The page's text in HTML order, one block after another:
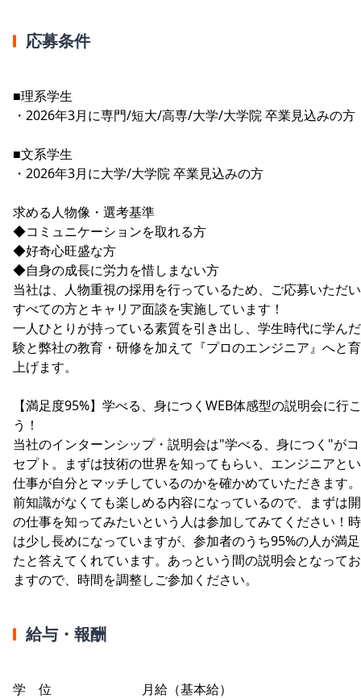
応募条件
■理系学生
・2026年3月に専門/短大/高専/大学/大学院 卒業見込みの方
■文系学生
・2026年3月に大学/大学院 卒業見込みの方
求める人物像・選考基準
◆コミュニケーションを取れる方
◆好奇心旺盛な方
◆自身の成長に労力を惜しまない方
当社は、人物重視の採用を行っているため、ご応募いただ
すべての方とキャリア面談を実施しています！
一人ひとりが持っている素質を引き出し、学生時代に学ん
験と弊社の教育・研修を加えて『プロのエンジニア』へと
上げます。
【満足度95%】学べる、身につくWEB体感型の説明会に行こ
う！
当社のインターンシップ・説明会は"学べる、身につく"が
セプト。まずは技術の世界を知ってもらい、エンジニアと
仕事が自分とマッチしているのかを確かめていただきます
前知識がなくても楽しめる内容になっているので、まずは
の仕事を知ってみたいという人は参加してみてください！
は少し長めになっていますが、参加者のうち95%の人が満
たと答えてくれています。あっという間の説明会となって
ますので、時間を調整しご参加ください。
給与・報酬
学 位 月給（基本給）